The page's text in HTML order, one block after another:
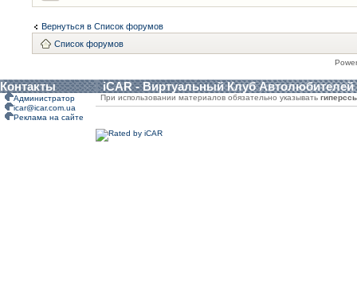
Вернуться в Список форумов
Список форумов
Контакты iCAR - Виртуальный Клуб Автолюбителей
Администратор
icar@icar.com.ua
Реклама на сайте
При использовании материалов обязательно указывать